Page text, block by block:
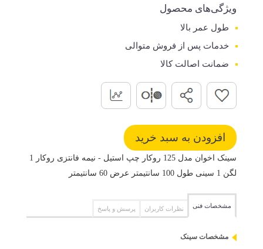
ویژگی‌های محصول
طول عمر بالا
خدمات پس از فروش متوالی
ضمانت اصالت کالا
سینک اخوان مدل 125 روکار چپ استیل - نیمه فانتزی روکار 1
لگن 1 سینی طول 100 سانتیمتر عرض 60 سانتیمتر
مشخصات فنی نظرات کاربران پرسش و پاسخ
مشخصات سینک